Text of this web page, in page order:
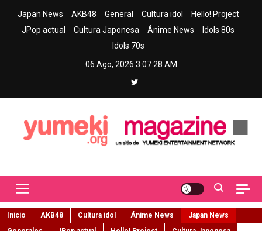
Japan News AKB48 General Cultura idol
Hello! Project
JPop actual
Cultura Japonesa Ánime News
Idols 80s
Idols 70s
06 Ago, 2026 3:07:30 AM
Inicio AKB48 Cultura idol Ánime News
Japan News